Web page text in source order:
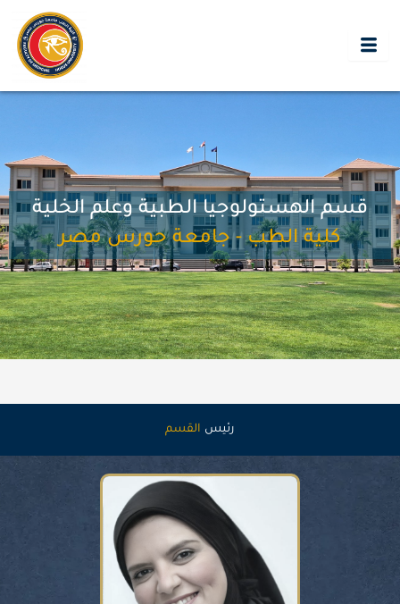
المحتوى
قسم الهستولوجيا الطبية وعلم الخلية
كلية الطب - جامعة حورس مصر
رئيس القسم